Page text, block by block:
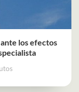
los efectos